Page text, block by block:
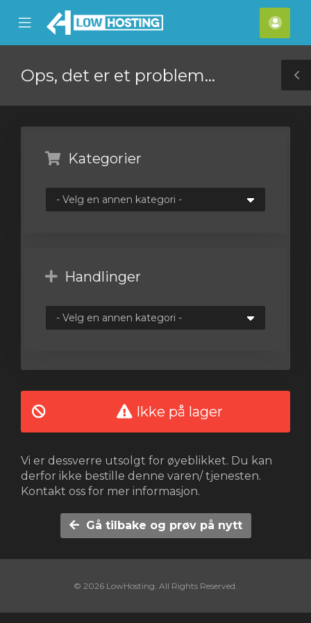
Mobile
Menu
Ops, det er et problem...
Kategorier
Handlinger
Ikke på lager
Vi er dessverre utsolgt for øyeblikket. Du kan
derfor ikke bestille denne varen/ tjenesten.
Kontakt oss for mer informasjon.
Gå tilbake og prøv på nytt
© 2026 LowHosting. All Rights Reserved.